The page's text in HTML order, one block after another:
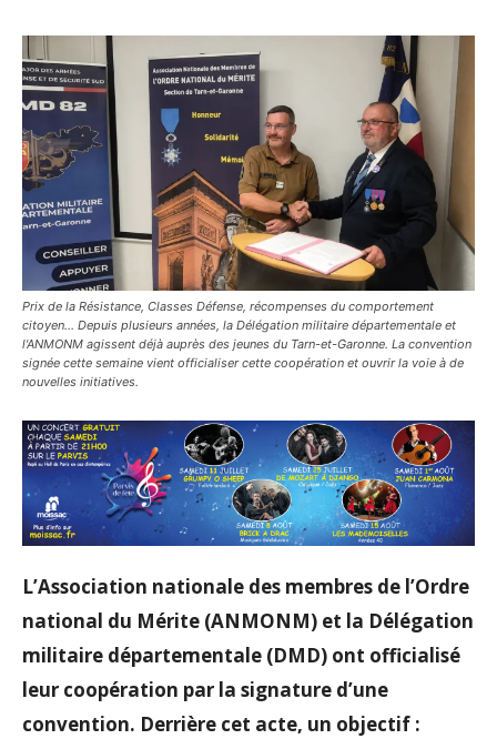
Prix de la Résistance, Classes Défense, récompenses du comportement
citoyen… Depuis plusieurs années, la Délégation militaire départementale et
l'ANMONM agissent déjà auprès des jeunes du Tarn-et-Garonne. La convention
signée cette semaine vient officialiser cette coopération et ouvrir la voie à de
nouvelles initiatives.
L’Association nationale des membres de l’Ordre
national du Mérite (ANMONM) et la Délégation
militaire départementale (DMD) ont officialisé
leur coopération par la signature d’une
convention. Derrière cet acte, un objectif :